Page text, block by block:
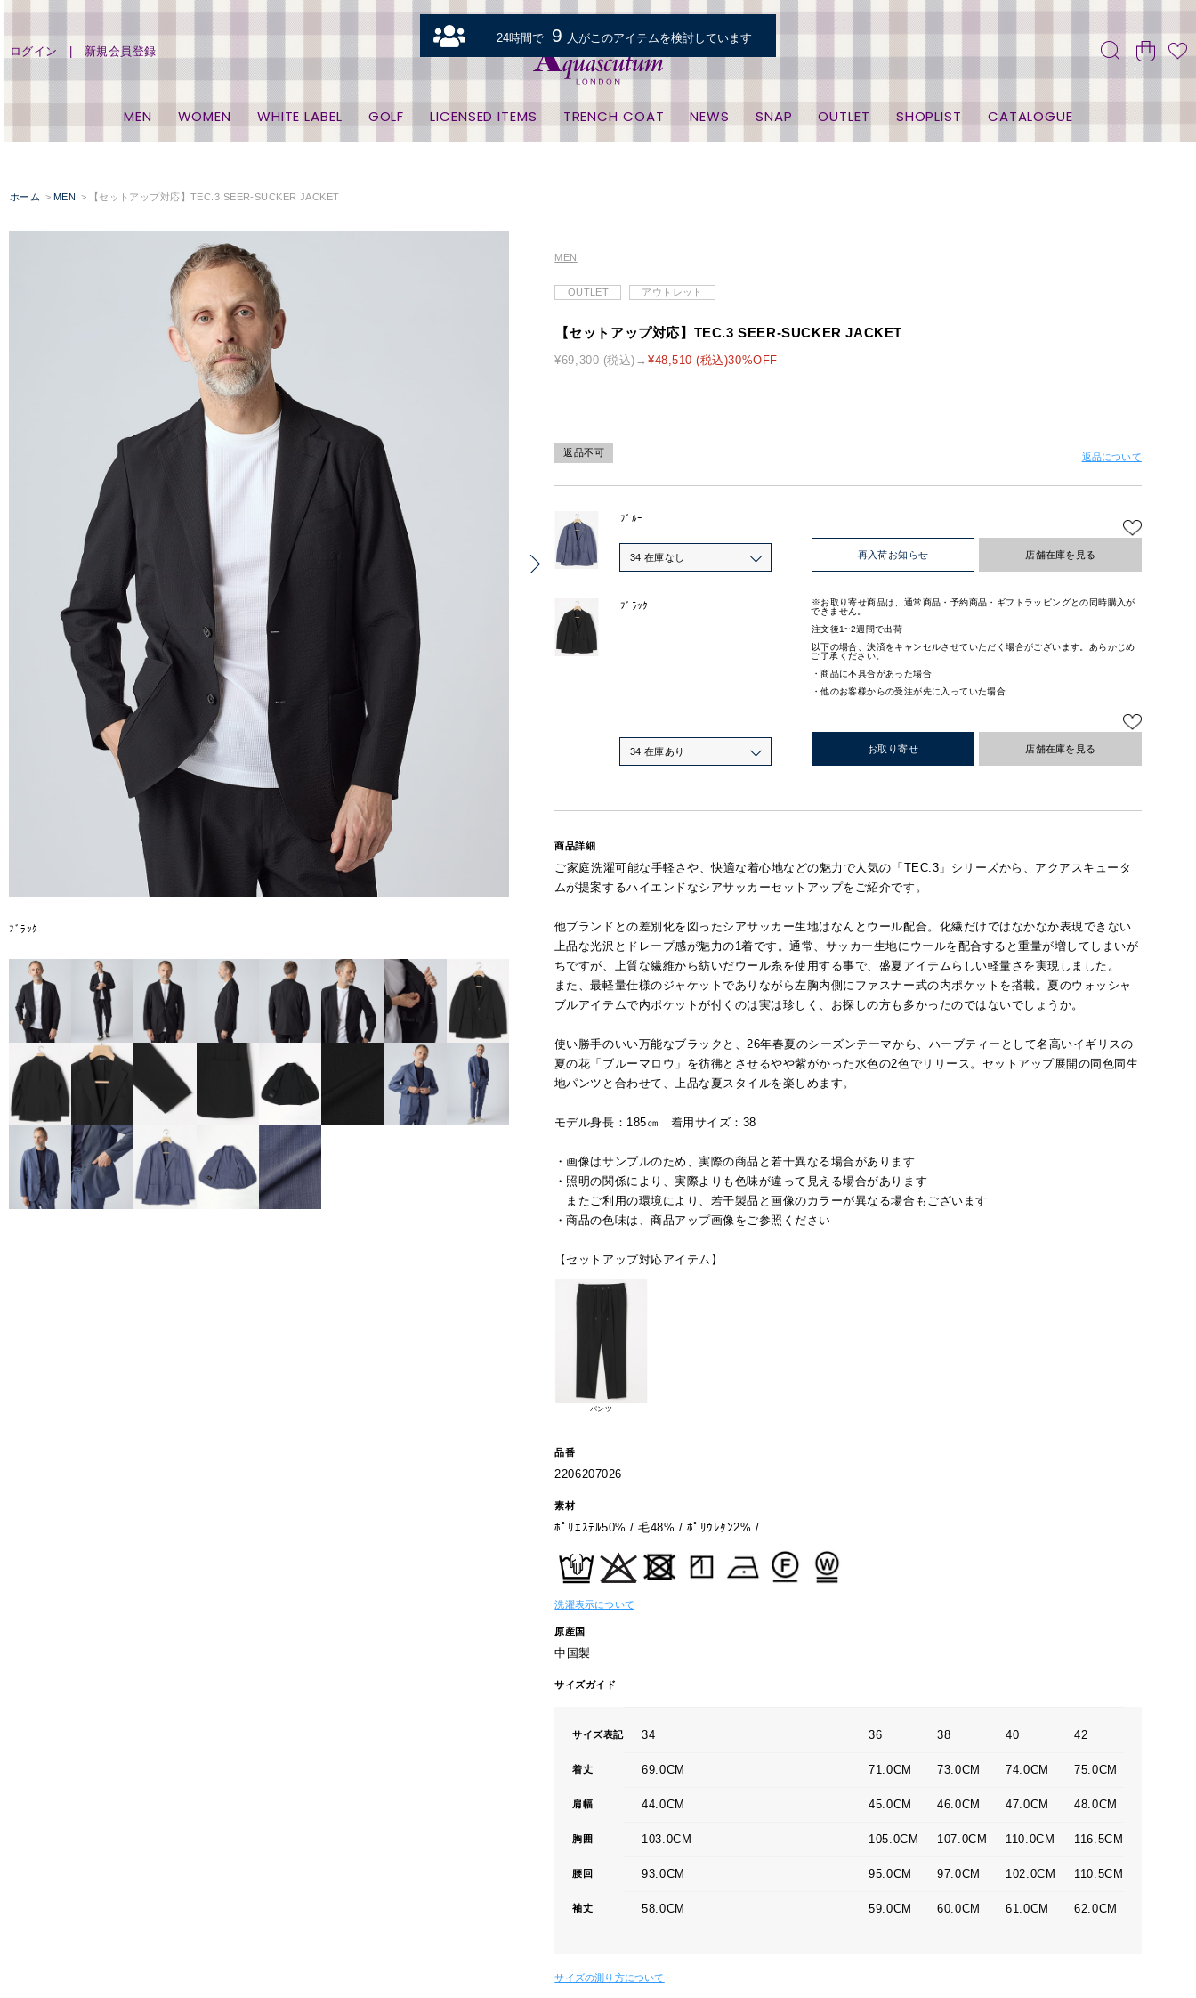
ログイン 新規会員登録
MEN WOMEN WHITE LABEL GOLF LICENSED ITEMS TRENCH COAT NEWS SNAP OUTLET SHOPLIST CATALOGUE
ホーム MEN 【セットアップ対応】TEC.3 SEER-SUCKER JACKET
ﾌﾞﾗｯｸ
MEN
OUTLET アウトレット
【セットアップ対応】TEC.3 SEER-SUCKER JACKET
¥69,300 (税込) ¥48,510 (税込)30%OFF
返品不可 返品について
ﾌﾞﾙｰ
34 在庫なし 再入荷お知らせ 店舗在庫を見る
ﾌﾞﾗｯｸ
34 在庫あり お取り寄せ
※お取り寄せ商品は、通常商品・予約商品・ギフトラッピングとの同時購入が
できません。
注文後1~2週間で出荷
以下の場合、決済をキャンセルさせていただく場合がございます。あらかじめ
ご了承ください。
・商品に不具合があった場合
・他のお客様からの受注が先に入っていた場合
店舗在庫を見る
商品詳細
ご家庭洗濯可能な手軽さや、快適な着心地などの魅力で人気の「TEC.3」シリーズから、アクアスキュータ
ムが提案するハイエンドなシアサッカーセットアップをご紹介です。
他ブランドとの差別化を図ったシアサッカー生地はなんとウール配合。化繊だけではなかなか表現できない
上品な光沢とドレープ感が魅力の1着です。通常、サッカー生地にウールを配合すると重量が増してしまいが
ちですが、上質な繊維から紡いだウール糸を使用する事で、盛夏アイテムらしい軽量さを実現しました。
また、最軽量仕様のジャケットでありながら左胸内側にファスナー式の内ポケットを搭載。夏のウォッシャ
ブルアイテムで内ポケットが付くのは実は珍しく、お探しの方も多かったのではないでしょうか。
使い勝手のいい万能なブラックと、26年春夏のシーズンテーマから、ハーブティーとして名高いイギリスの
夏の花「ブルーマロウ」を彷彿とさせるやや紫がかった水色の2色でリリース。セットアップ展開の同色同生
地パンツと合わせて、上品な夏スタイルを楽しめます。
モデル身長：185㎝ 着用サイズ：38
・画像はサンプルのため、実際の商品と若干異なる場合があります
・照明の関係により、実際よりも色味が違って見える場合があります
またご利用の環境により、若干製品と画像のカラーが異なる場合もございます
・商品の色味は、商品アップ画像をご参照ください
【セットアップ対応アイテム】
パンツ
品番
2206207026
素材
ﾎﾟﾘｴｽﾃﾙ50% / 毛48% / ﾎﾟﾘｳﾚﾀﾝ2% /
洗濯表示について
原産国
中国製
サイズガイド
サイズ表記 34 36 38 40 42
着丈 69.0CM 71.0CM 73.0CM 74.0CM 75.0CM
肩幅 44.0CM 45.0CM 46.0CM 47.0CM 48.0CM
胸囲 103.0CM 105.0CM 107.0CM 110.0CM 116.5CM
腰回 93.0CM 95.0CM 97.0CM 102.0CM 110.5CM
袖丈 58.0CM 59.0CM 60.0CM 61.0CM 62.0CM
サイズの測り方について
24時間で 9 人がこのアイテムを検討しています